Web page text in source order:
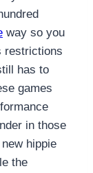
way so you
restrictions
has to
games
in those
hippie
the